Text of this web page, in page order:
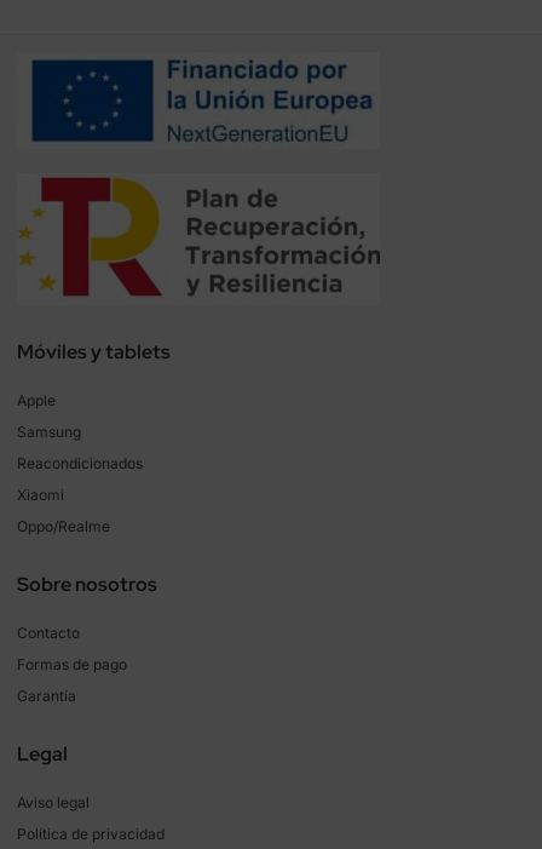
Móviles y tablets
Apple
Samsung
Reacondicionados
Xiaomi
Oppo/Realme
Sobre nosotros
Contacto
Formas de pago
Garantía
Legal
Aviso legal
Política de privacidad